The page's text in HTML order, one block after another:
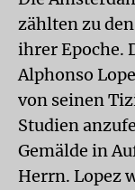
zählten zu
ihrer Epoche.
Alphonso
von seinen
Studien
Gemälde in
Herrn. Lopez